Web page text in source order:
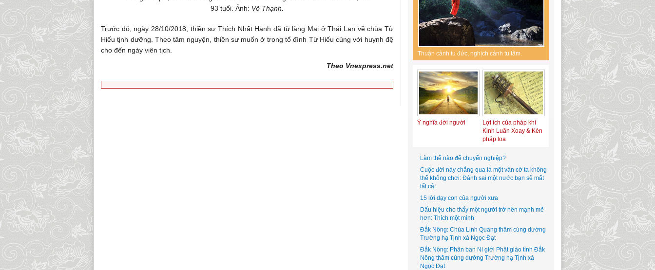
93 tuổi. Ảnh: Võ Thạnh.
Trước đó, ngày 28/10/2018, thiền sư Thích Nhất Hạnh đã từ làng Mai ở Thái Lan về chùa Từ
Hiếu tịnh dưỡng. Theo tâm nguyện, thiền sư muốn ở trong tổ đình Từ Hiếu cùng với huynh đệ
cho đến ngày viên tịch.
Theo Vnexpress.net
Thuận cảnh tu đức, nghịch cảnh tu tâm.
Ý nghĩa đời người
Lợi ích của pháp khí
Kinh Luân Xoay & Kèn
pháp loa
Làm thế nào để chuyển nghiệp?
Cuộc đời này chẳng qua là một ván cờ ta không
thể không chơi: Đánh sai một nước bạn sẽ mất
tất cả!
15 lời dạy con của người xưa
Dấu hiệu cho thấy một người trở nên mạnh mẽ
hơn: Thích một mình
Đắk Nông: Chùa Linh Quang thăm cúng dường
Trường hạ Tịnh xá Ngọc Đạt
Đắk Nông: Phân ban Ni giới Phật giáo tỉnh Đắk
Nông thăm cúng dường Trường hạ Tịnh xá
Ngọc Đạt